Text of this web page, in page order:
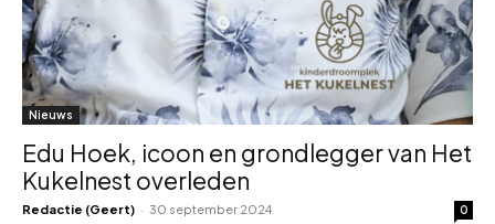
Nieuws
Edu Hoek, icoon en grondlegger van Het
Kukelnest overleden
Redactie (Geert) - 30 september 2024 0